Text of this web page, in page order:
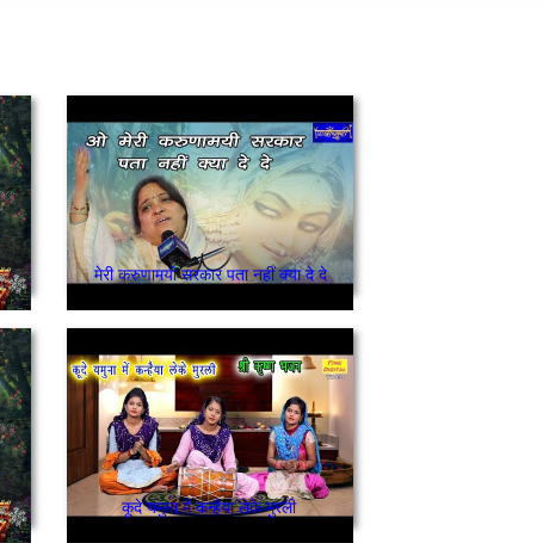
मेरी करुणामयी सरकार पता नहीं क्या दे दे
कूदे यमुना में कन्हैया लेके मुरली